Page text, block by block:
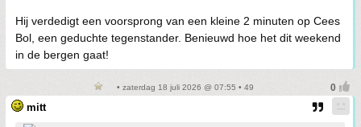
Hij verdedigt een voorsprong van een kleine 2 minuten op Cees
Bol, een geduchte tegenstander. Benieuwd hoe het dit weekend
in de bergen gaat!
• zaterdag 18 juli 2026 @ 07:55 • 49
mitt